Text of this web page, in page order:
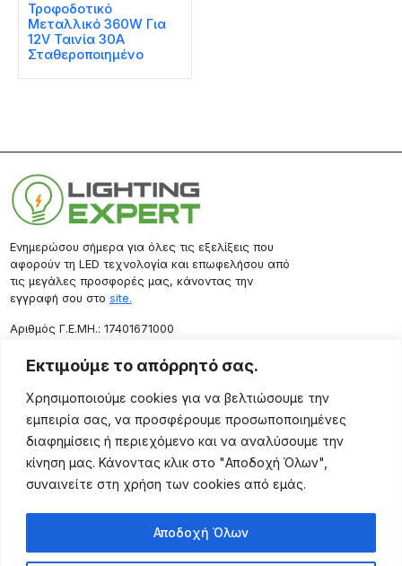
Εκτιμούμε το απόρρητό σας.
Χρησιμοποιούμε cookies για να βελτιώσουμε την
εμπειρία σας, να προσφέρουμε προσωποποιημένες
διαφημίσεις ή περιεχόμενο και να αναλύσουμε την
κίνηση μας. Κάνοντας κλικ στο "Αποδοχή Όλων",
συναινείτε στη χρήση των cookies από εμάς.
Αποδοχή Όλων
Τροφοδοτικό
Μεταλλικό 360W Για
12V Ταινία 30A
Σταθεροποιημένο
Ενημερώσου σήμερα για όλες τις εξελίξεις που
αφορούν τη LED τεχνολογία και επωφελήσου από
τις μεγάλες προσφορές μας, κάνοντας την
εγγραφή σου στο site.
Aριθμός Γ.Ε.ΜΗ.: 17401671000
Επικοινωνία
Ρόδου 133, Αθήνα 10443
(+30) 211 725 5427
sales@lightingexpert.gr
Χρήσιμες Σελίδες